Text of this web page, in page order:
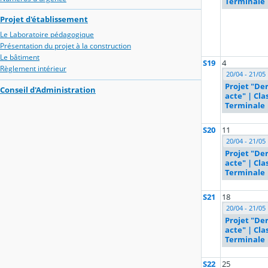
Projet d'établissement
Le Laboratoire pédagogique
Présentation du projet à la construction
Le bâtiment
Règlement intérieur
Conseil d'Administration
S19 4
20/04 - 21/05
Projet
acte" |
Terminale
S20 11
20/04 - 21/05
Projet
acte" |
Terminale
S21 18
20/04 - 21/05
Projet
acte" |
Terminale
S22 25